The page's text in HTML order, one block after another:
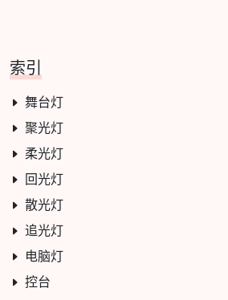
索引
舞台灯
聚光灯
柔光灯
回光灯
散光灯
追光灯
电脑灯
控台